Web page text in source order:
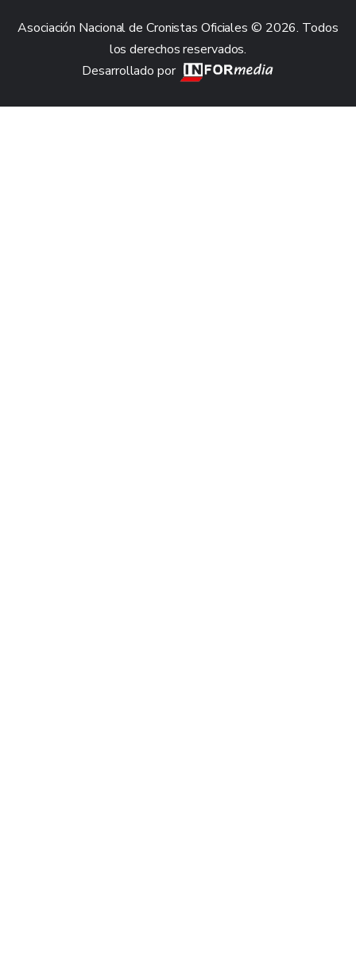
Asociación Nacional de Cronistas Oficiales © 2026. Todos
los derechos reservados.
Desarrollado por